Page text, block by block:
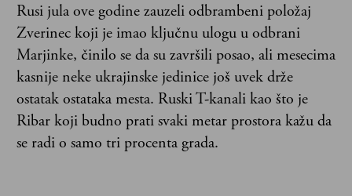
Rusi jula ove godine zauzeli odbrambeni položaj
Zverinec koji je imao ključnu ulogu u odbrani
Marjinke, činilo se da su završili posao, ali mesecima
kasnije neke ukrajinske jedinice još uvek drže
ostatak ostataka mesta. Ruski T-kanali kao što je
Ribar koji budno prati svaki metar prostora kažu da
se radi o samo tri procenta grada.